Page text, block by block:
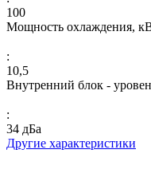
100
Мощность охлаждения,
:
10,5
Внутренний блок -
:
34 дБа
Другие характеристики